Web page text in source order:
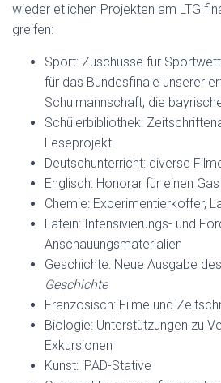
wieder etlichen Projekten am LTG
greifen:
Sport: Zuschüsse für
für das Bundesfinale unserer
Schulmannschaft, die
Schülerbibliothek:
Leseprojekt
Deutschunterricht: diverse
Englisch: Honorar für einen
Chemie: Experimentierkoffer,
Latein: Intensivierungs- und
Anschauungsmaterialien
Geschichte: Neue Ausgabe des
Geschichte
Französisch: Filme und
Biologie: Unterstützungen zu
Exkursionen
Kunst: iPAD-Stative